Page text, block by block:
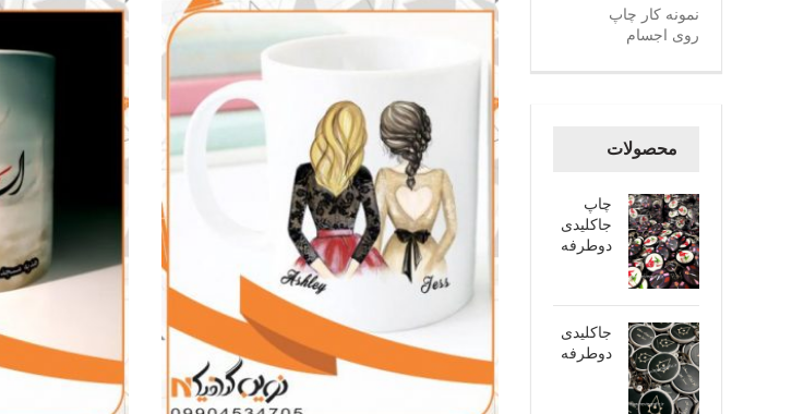
نمونه کار چاپ
روی اجسام
محصولات
چاپ
جاکلیدی
دوطرفه
جاکلیدی
دوطرفه